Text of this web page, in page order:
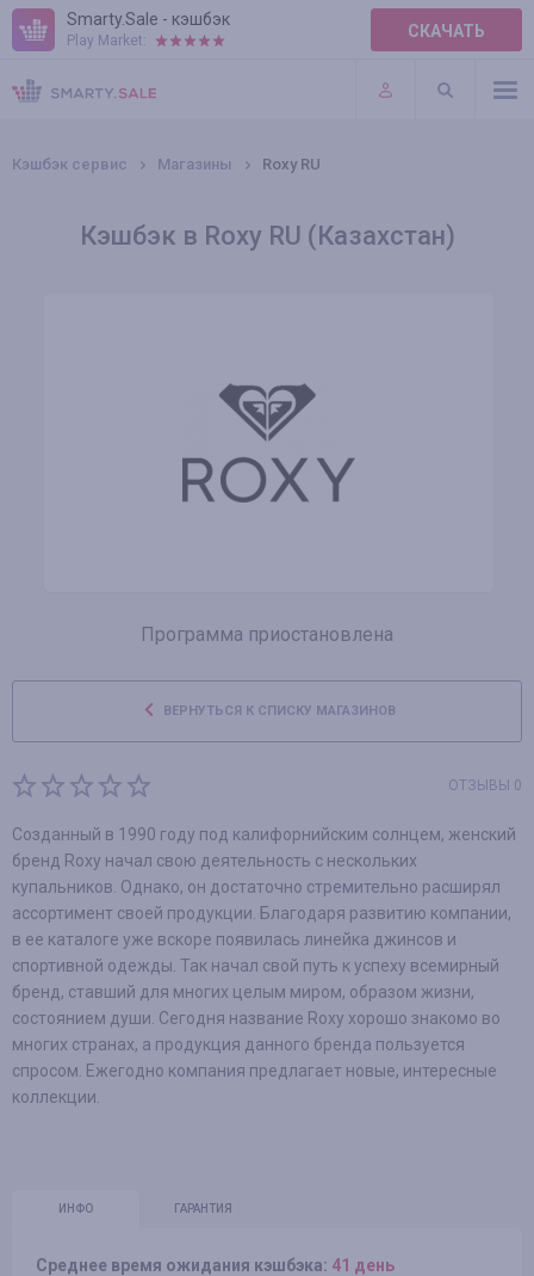
Smarty.Sale - кэшбэк
Play Market: СКАЧАТЬ
ПРАВИЛА
ПЛАГИНЫ
Кэшбэк сервис Магазины Roxy RU
Кэшбэк в Roxy RU (Казахстан)
Программа приостановлена
ВЕРНУТЬСЯ К СПИСКУ МАГАЗИНОВ
ОТЗЫВЫ 0
Созданный в 1990 году под калифорнийским солнцем, женский
бренд Roxy начал свою деятельность с нескольких
купальников. Однако, он достаточно стремительно расширял
ассортимент своей продукции. Благодаря развитию компании,
в ее каталоге уже вскоре появилась линейка джинсов и
спортивной одежды. Так начал свой путь к успеху всемирный
бренд, ставший для многих целым миром, образом жизни,
состоянием души. Сегодня название Roxy хорошо знакомо во
многих странах, а продукция данного бренда пользуется
спросом. Ежегодно компания предлагает новые, интересные
коллекции.
ИНФО ГАРАНТИЯ
Среднее время ожидания кэшбэка: 41 день